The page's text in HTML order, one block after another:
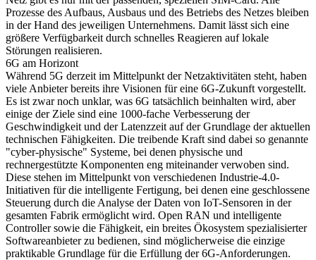
Prozesse des Aufbaus, Ausbaus und des Betriebs des Netzes bleiben
in der Hand des jeweiligen Unternehmens. Damit lässt sich eine
größere Verfügbarkeit durch schnelles Reagieren auf lokale
Störungen realisieren.
6G am Horizont
Während 5G derzeit im Mittelpunkt der Netzaktivitäten steht, haben
viele Anbieter bereits ihre Visionen für eine 6G-Zukunft vorgestellt.
Es ist zwar noch unklar, was 6G tatsächlich beinhalten wird, aber
einige der Ziele sind eine 1000-fache Verbesserung der
Geschwindigkeit und der Latenzzeit auf der Grundlage der aktuellen
technischen Fähigkeiten. Die treibende Kraft sind dabei so genannte
"cyber-physische" Systeme, bei denen physische und
rechnergestützte Komponenten eng miteinander verwoben sind.
Diese stehen im Mittelpunkt von verschiedenen Industrie-4.0-
Initiativen für die intelligente Fertigung, bei denen eine geschlossene
Steuerung durch die Analyse der Daten von IoT-Sensoren in der
gesamten Fabrik ermöglicht wird. Open RAN und intelligente
Controller sowie die Fähigkeit, ein breites Ökosystem spezialisierter
Softwareanbieter zu bedienen, sind möglicherweise die einzige
praktikable Grundlage für die Erfüllung der 6G-Anforderungen.